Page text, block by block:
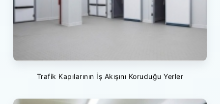
Trafik Kapılarının İş Akışını Koruduğu Yerler